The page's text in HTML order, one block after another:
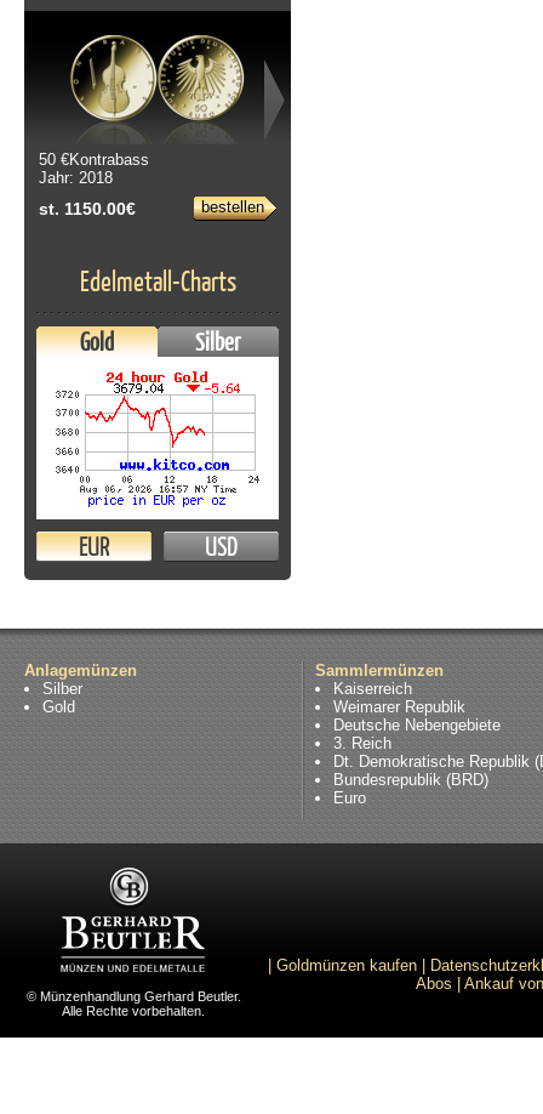
50 €Kontrabass
Jahr: 2018
st. 1150.00€ bestellen
Edelmetall-Charts
Gold Silber
EUR USD
Anlagemünzen
Silber
Gold
Sammlermünzen
Kaiserreich
Weimarer Republik
Deutsche Nebengebiete
3. Reich
Dt. Demokratische Republik
Bundesrepublik (BRD)
Euro
© Münzenhandlung Gerhard Beutler.
Alle Rechte vorbehalten.
Goldmünzen kaufen
Abos
Ankauf